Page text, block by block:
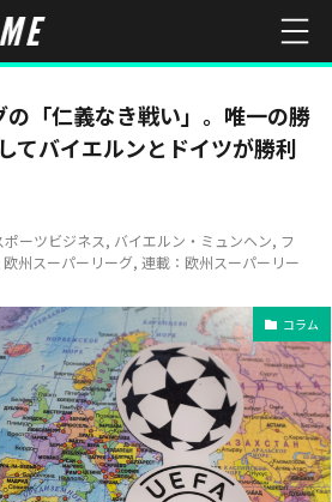
スーパーリーグの「仁義なき戦い」。唯一の勝
「仁義なき戦い」。唯一の勝
てバイエルンとドイツが勝利
ポーツビジネス, バイエルン・ミュンヘン, フ
欧州スーパーリーグ, 連載：欧州スーパーリー
コラム